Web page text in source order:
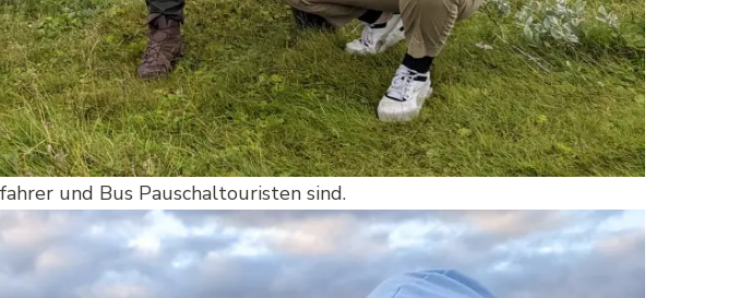
und Bus Pauschaltouristen sind.